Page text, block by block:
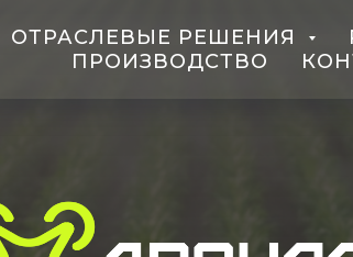
ОТРАСЛЕВЫЕ РЕШЕНИЯ
ПРОИЗВОДСТВО